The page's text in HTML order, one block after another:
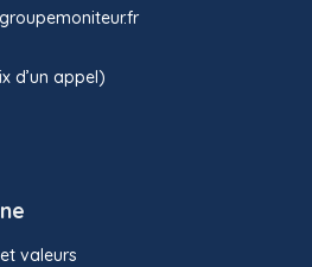
d’un appel)
valeurs